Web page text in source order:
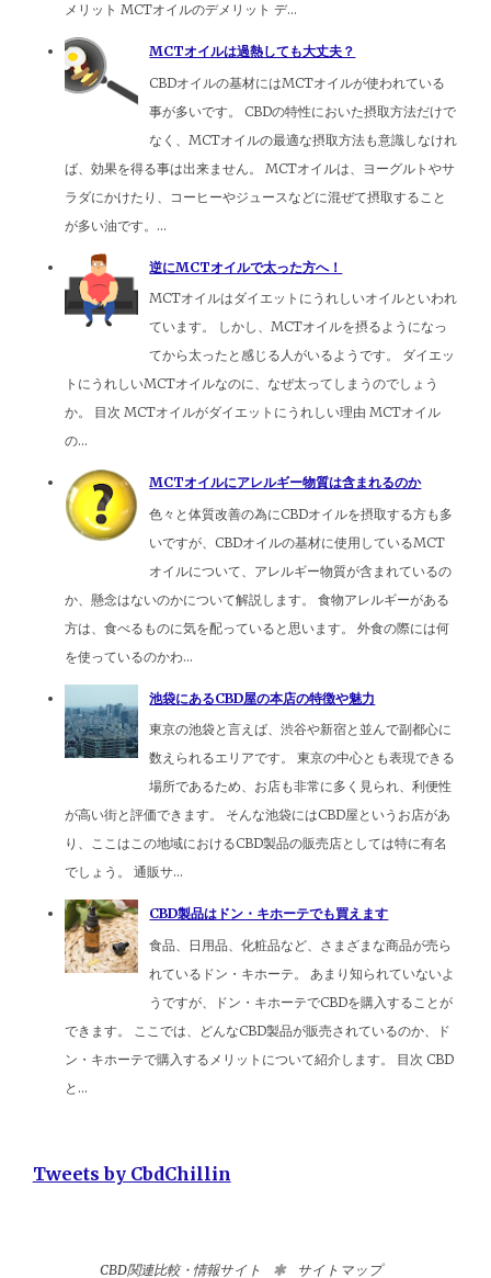
メリット MCTオイルのデメリット デ...
MCTオイルは過熱しても大丈夫？
CBDオイルの基材にはMCTオイルが使われている
事が多いです。 CBDの特性においた摂取方法だけで
なく、MCTオイルの最適な摂取方法も意識しなけれ
ば、効果を得る事は出来ません。 MCTオイルは、ヨーグルトやサ
ラダにかけたり、コーヒーやジュースなどに混ぜて摂取すること
が多い油です。...
逆にMCTオイルで太った方へ！
MCTオイルはダイエットにうれしいオイルといわれ
ています。 しかし、MCTオイルを摂るようになっ
てから太ったと感じる人がいるようです。 ダイエッ
トにうれしいMCTオイルなのに、なぜ太ってしまうのでしょう
か。 目次 MCTオイルがダイエットにうれしい理由 MCTオイル
の...
MCTオイルにアレルギー物質は含まれるのか
色々と体質改善の為にCBDオイルを摂取する方も多
いですが、CBDオイルの基材に使用しているMCT
オイルについて、アレルギー物質が含まれているの
か、懸念はないのかについて解説します。 食物アレルギーがある
方は、食べるものに気を配っていると思います。 外食の際には何
を使っているのかわ...
池袋にあるCBD屋の本店の特徴や魅力
東京の池袋と言えば、渋谷や新宿と並んで副都心に
数えられるエリアです。 東京の中心とも表現できる
場所であるため、お店も非常に多く見られ、利便性
が高い街と評価できます。 そんな池袋にはCBD屋というお店があ
り、ここはこの地域におけるCBD製品の販売店としては特に有名
でしょう。 通販サ...
CBD製品はドン・キホーテでも買えます
食品、日用品、化粧品など、さまざまな商品が売ら
れているドン・キホーテ。 あまり知られていないよ
うですが、ドン・キホーテでCBDを購入することが
できます。 ここでは、どんなCBD製品が販売されているのか、ド
ン・キホーテで購入するメリットについて紹介します。 目次 CBD
と...
Tweets by CbdChillin
CBD関連比較・情報サイト サイトマップ